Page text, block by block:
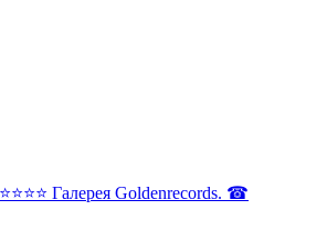
Галерея Goldenrecords. ☎